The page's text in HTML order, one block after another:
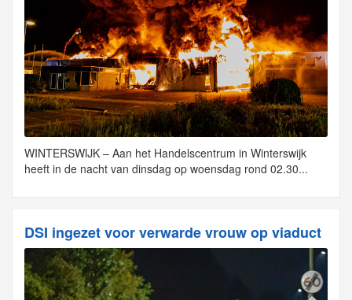
WINTERSWIJK – Aan het Handelscentrum in Winterswijk
heeft in de nacht van dinsdag op woensdag rond 02.30...
DSI ingezet voor verwarde vrouw op viaduct